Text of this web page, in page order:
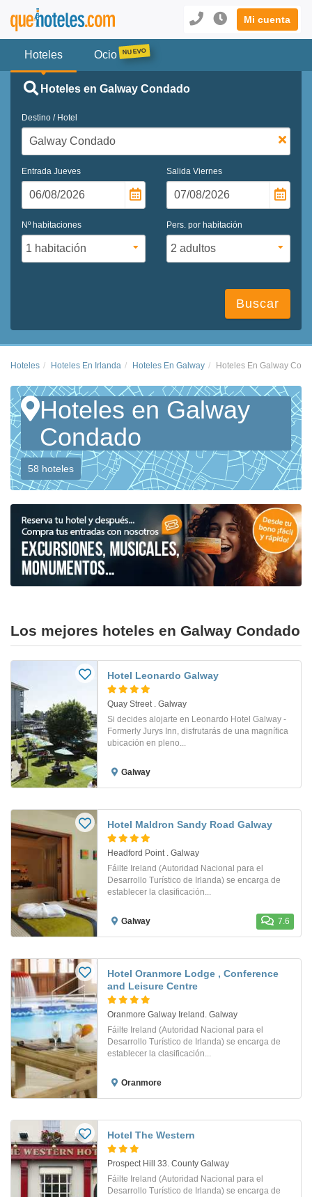
Mi cuenta
Hoteles Ocio
Hoteles en Galway Condado
Destino / Hotel
Entrada Jueves Salida Viernes
Nº habitaciones Pers. por habitación
Buscar
Hoteles Hoteles En Irlanda Hoteles En Galway Hoteles En Galway
Hoteles en Galway
Condado
58 hoteles
Los mejores hoteles en Galway Condado
Hotel Leonardo Galway
Quay Street . Galway
Si decides alojarte en Leonardo Hotel Galway -
Formerly Jurys Inn, disfrutarás de una magnífica
ubicación en pleno...
Galway
Hotel Maldron Sandy Road Galway
Headford Point . Galway
Fáilte Ireland (Autoridad Nacional para el
Desarrollo Turístico de Irlanda) se encarga de
establecer la clasificación...
Galway 7.6
Hotel Oranmore Lodge , Conference
and Leisure Centre
Oranmore Galway Ireland. Galway
Fáilte Ireland (Autoridad Nacional para el
Desarrollo Turístico de Irlanda) se encarga de
establecer la clasificación...
Oranmore
Hotel The Western
Prospect Hill 33. County Galway
Fáilte Ireland (Autoridad Nacional para el
Desarrollo Turístico de Irlanda) se encarga de